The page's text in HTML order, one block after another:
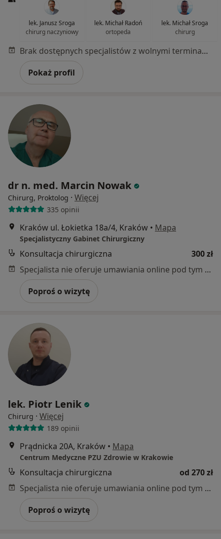
lek. Janusz Sroga
chirurg naczyniowy
lek. Michał Radoń
ortopeda
lek. Michał Sroga
chirurg
Brak dostępnych specjalistów z wolnymi terminami w tym centrum medycznym.
Pokaż profil
dr n. med. Marcin Nowak
Chirurg, Proktolog · Więcej
335 opinii
Kraków ul. Łokietka 18a/4, Kraków • Mapa
Specjalistyczny Gabinet Chirurgiczny
Konsultacja chirurgiczna
300 zł
Specjalista nie oferuje umawiania online pod tym adresem.
Poproś o wizytę
lek. Piotr Lenik
Chirurg · Więcej
189 opinii
Prądnicka 20A, Kraków • Mapa
Centrum Medyczne PZU Zdrowie w Krakowie
Konsultacja chirurgiczna
od 270 zł
Specjalista nie oferuje umawiania online pod tym adresem.
Poproś o wizytę